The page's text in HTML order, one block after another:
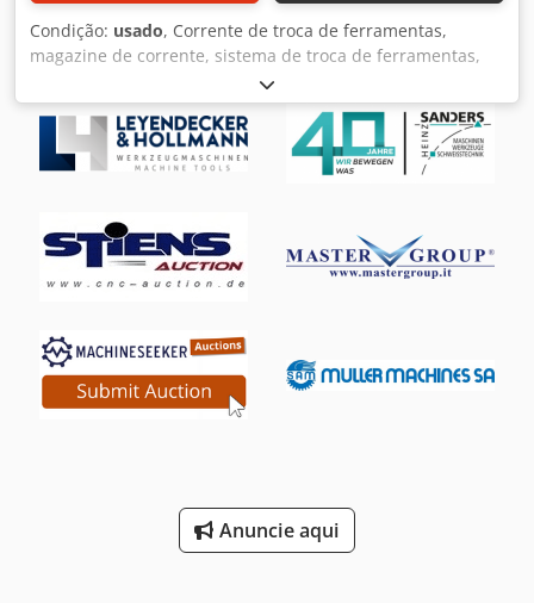
Condição: usado, Corrente de troca de ferramentas,
magazine de corrente, sistema de troca de ferramentas,
magazine de ferramentas -Parte vem: de um centro de
usinagem BJM tipo ALBZ-145 -Sistema de troca de
ferramentas -CUT changer -Mudador RIG: PLATAFORMA
06-12-P003 VX VCP -Motores de acionamento: MGM
Dkedpfjfcr Nbox Amfjr -Dimensões: 1400/950/H830 mm -
Anuncie aqui